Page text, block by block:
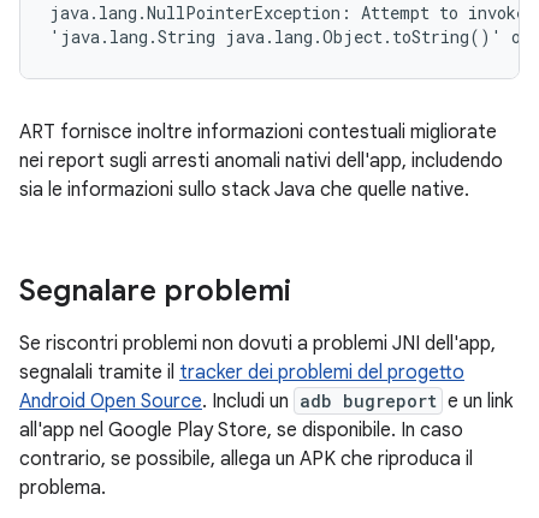
java.lang.NullPointerException: Attempt to invoke
'java.lang.String java.lang.Object.toString()' on
ART fornisce inoltre informazioni contestuali migliorate
nei report sugli arresti anomali nativi dell'app, includendo
sia le informazioni sullo stack Java che quelle native.
Segnalare problemi
Se riscontri problemi non dovuti a problemi JNI dell'app,
segnalali tramite il tracker dei problemi del progetto
Android Open Source. Includi un adb bugreport e un link
all'app nel Google Play Store, se disponibile. In caso
contrario, se possibile, allega un APK che riproduca il
problema.